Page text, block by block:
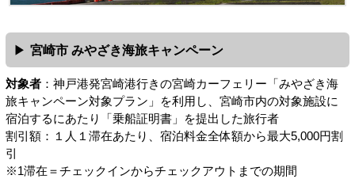
宮崎市 みやざき海旅キャンペーン
対象者：神戸港発宮崎港行きの宮崎カーフェリー「みやざき海
旅キャンペーン対象プラン」を利用し、宮崎市内の対象施設に
宿泊するにあたり「乗船証明書」を提出した旅行者
割引額：１人１滞在あたり、宿泊料金全体額から最大5,000円割
引
※1滞在＝チェックインからチェックアウトまでの期間